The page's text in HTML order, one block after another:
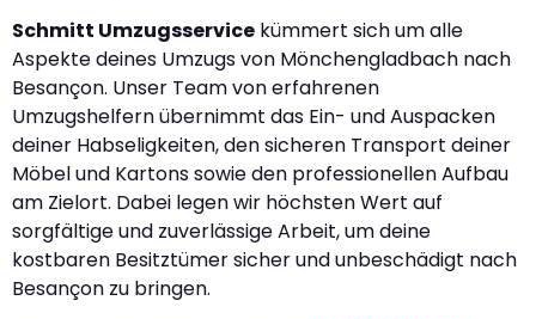
Schmitt Umzugsservice kümmert sich um alle
Aspekte deines Umzugs von Mönchengladbach nach
Besançon. Unser Team von erfahrenen
Umzugshelfern übernimmt das Ein- und Auspacken
deiner Habseligkeiten, den sicheren Transport deiner
Möbel und Kartons sowie den professionellen Aufbau
am Zielort. Dabei legen wir höchsten Wert auf
sorgfältige und zuverlässige Arbeit, um deine
kostbaren Besitztümer sicher und unbeschädigt nach
Besançon zu bringen.